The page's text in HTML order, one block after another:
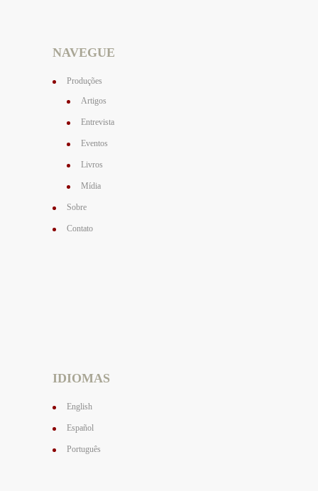
NAVEGUE
Produções
Artigos
Entrevista
Eventos
Livros
Mídia
Sobre
Contato
IDIOMAS
English
Español
Português